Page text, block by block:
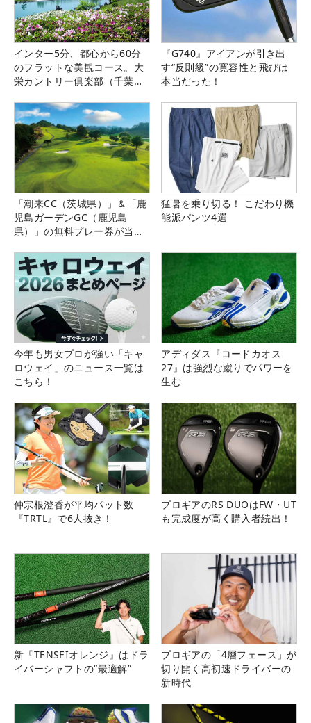
インター5分、都心から60分
のフラットな美観コース。大
栄カントリー俱楽部（千葉
『G740』アイアンが引き出
す“反則級”の寛容性と飛びは
本当だった！
「潮来CC（茨城県）」＆「鹿
児島ガーデンGC（鹿児島
県）」の無料プレー券が当た
猛暑を乗り切る！ こだわり機
能派パンツ4選
今年も男女プロが強い「キャ
ロウェイ」のニュース一覧は
こちら！
アディダス『コードカオス
27』は強烈な蹴りでパワーを
生む
仲宗根澄香が平均パット数
『TRTL』で6人抜き！
プロギアのRS DUOはFW・UT
も完成度が高く購入者続出！
新『TENSEIオレンジ』はドラ
イバーシャフトの“最適解”
プロギアの「4層フェース」が
切り開く高初速ドライバーの
新時代